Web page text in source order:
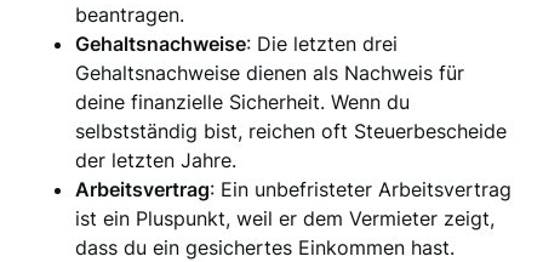
beantragen.
Gehaltsnachweise: Die letzten drei
Gehaltsnachweise dienen als Nachweis für
deine finanzielle Sicherheit. Wenn du
selbstständig bist, reichen oft Steuerbescheide
der letzten Jahre.
Arbeitsvertrag: Ein unbefristeter Arbeitsvertrag
ist ein Pluspunkt, weil er dem Vermieter zeigt,
dass du ein gesichertes Einkommen hast.